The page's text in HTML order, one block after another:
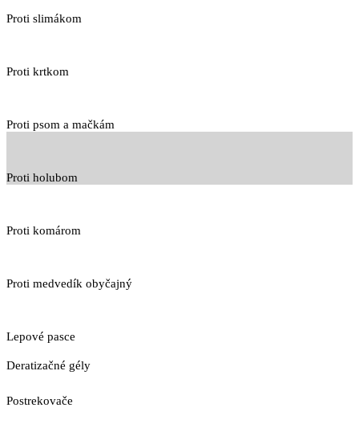
Proti slimákom
Proti krtkom
Proti psom a mačkám
Proti holubom
Proti komárom
Proti medvedík obyčajný
Lepové pasce
Deratizačné gély
Postrekovače